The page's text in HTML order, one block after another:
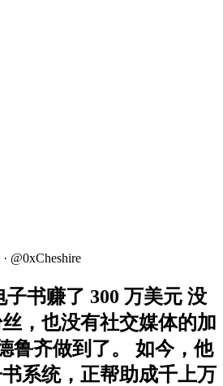
· @0xCheshire
子书赚了 300 万美元 没
，也没有社交媒体的加
鲁齐做到了。 如今，他
系统，正帮助成千上万